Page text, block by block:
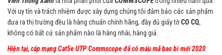
Với uy tín và trách nhiệm được xây dựng chúng tôi đảm bảo các sản phẩm
đưa ra thị trường đều là hàng chuẩn chính hãng, đầy đủ giấy tờ CO CQ,
không có bất cứ sản phẩm nào là hàng nhái, hàng giả.
Hiện tại, cáp mạng Cat5e UTP Commscope đã có mấu mã bao bì mới 2020